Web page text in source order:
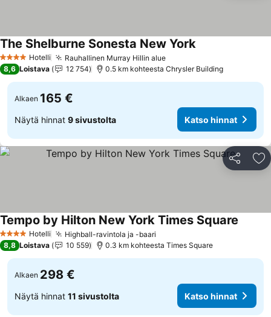
4 Tähtiluokitus
Hotelli Rauhallinen Murray Hillin alueKatso hinnat
The Shelburne Sonesta New YorkKatso hinnat
8,6 Loistava 12 754 0.5 km kohteesta Chrysler Building
Alkaen 165 €
Näytä hinnat 9 sivustolta Katso hinnat
Jaa
4 Tähtiluokitus
Hotelli Highball-ravintola ja -baari
Tempo by Hilton New York Times Square
8,8 Loistava 10 559 0.3 km kohteesta Times Square
Alkaen 298 €
Näytä hinnat 11 sivustolta Katso hinnat